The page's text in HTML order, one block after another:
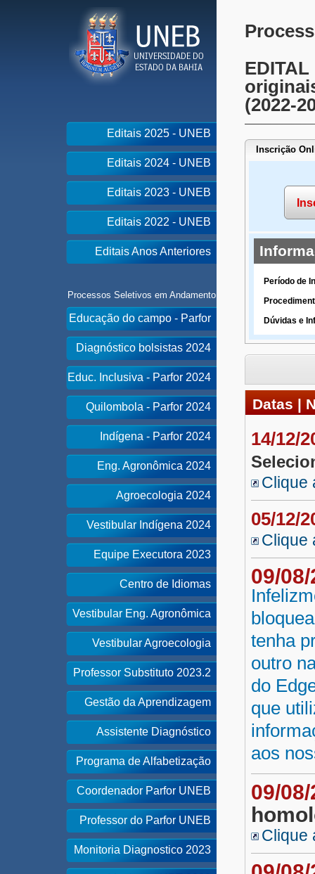
Editais 2025 - UNEB
Editais 2024 - UNEB
Editais 2023 - UNEB
Editais 2022 - UNEB
Editais Anos Anteriores
Processos Seletivos em Andamento
Educação do campo - Parfor
Diagnóstico bolsistas 2024
Educ. Inclusiva - Parfor 2024
Quilombola - Parfor 2024
Indígena - Parfor 2024
Eng. Agronômica 2024
Agroecologia 2024
Vestibular Indígena 2024
Equipe Executora 2023
Centro de Idiomas
Vestibular Eng. Agronômica
Vestibular Agroecologia
Professor Substituto 2023.2
Gestão da Aprendizagem
Assistente Diagnóstico
Programa de Alfabetização
Coordenador Parfor UNEB
Professor do Parfor UNEB
Monitoria Diagnostico 2023
(2022-
Inscrição
Período de
Dúvidas e
Datas |
14/12/
Clique
05/12/
Clique
09/
tenha
outro
do
que
aos
09/
Clique